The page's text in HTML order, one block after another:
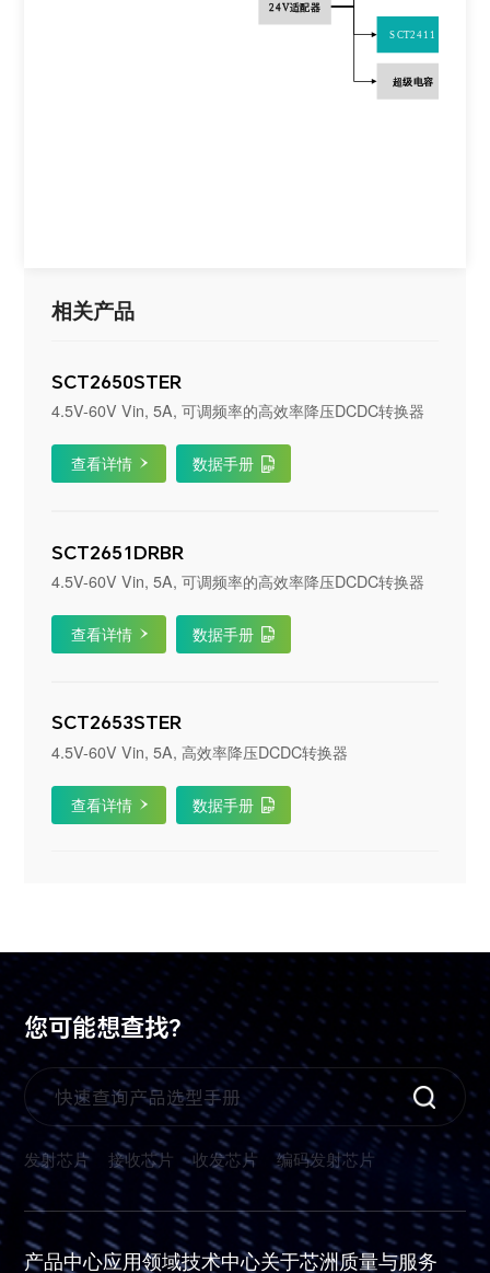
24V 适配器
超 级电容
SCT2411
相关产品
SCT2650STER
4.5V-60V Vin, 5A, 可调频率的高效率降压DCDC转换器
查看详情 数据手册
SCT2651DRBR
4.5V-60V Vin, 5A, 可调频率的高效率降压DCDC转换器
查看详情 数据手册
SCT2653STER
4.5V-60V Vin, 5A, 高效率降压DCDC转换器
查看详情 数据手册
您可能想查找?
发射芯片 接收芯片 收发芯片 编码发射芯片
产品中心应用领域技术中心关于芯洲质量与服务